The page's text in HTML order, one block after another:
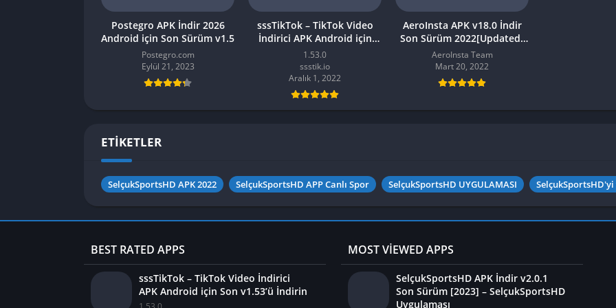
Postegro APK İndir 2026
Android için Son Sürüm v1.5
Postegro.com
Eylül 21, 2023
sssTikTok – TikTok Video
İndirici APK Android için
Son v1.53’ü İndirin
1.53.0
ssstik.io
Aralık 1, 2022
AeroInsta APK v18.0 İndir
Son Sürüm 2022[Updated]
Android için
AeroInsta Team
Mart 20, 2022
ETİKETLER
SelçukSportsHD APK 2022 SelçukSportsHD APP Canlı Spor SelçukSportsHD UYGULAMASI
BEST RATED APPS
sssTikTok – TikTok Video İndirici
APK Android için Son v1.53’ü İndirin
MOST VIEWED APPS
SelçukSportsHD APK İndir v2.0.1
Son Sürüm [2023] – SelçukSportsHD
Uygulaması